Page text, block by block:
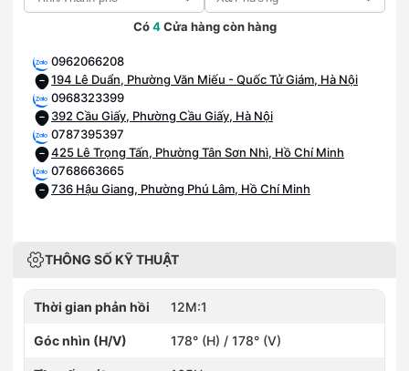
Có4Cửa hàng còn hàng
0962066208
194 Lê Duẩn, Phường Văn Miếu - Quốc Tử Giám, Hà Nội
0968323399
392 Cầu Giấy, Phường Cầu Giấy, Hà Nội
0787395397
425 Lê Trọng Tấn, Phường Tân Sơn Nhì, Hồ Chí Minh
0768663665
736 Hậu Giang, Phường Phú Lâm, Hồ Chí Minh
THÔNG SỐ KỸ THUẬT
Thời gian phản hồi 12M:1
Góc nhìn (H/V) 178° (H) / 178° (V)